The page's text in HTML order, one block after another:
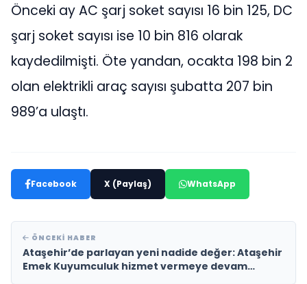
Önceki ay AC şarj soket sayısı 16 bin 125, DC
şarj soket sayısı ise 10 bin 816 olarak
kaydedilmişti. Öte yandan, ocakta 198 bin 2
olan elektrikli araç sayısı şubatta 207 bin
989’a ulaştı.
Facebook X (Paylaş) WhatsApp
ÖNCEKI HABER
Ataşehir’de parlayan yeni nadide değer: Ataşehir
Emek Kuyumculuk hizmet vermeye devam